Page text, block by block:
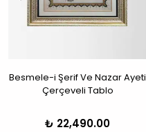
Besmele-i Şerif Ve Nazar Ayeti
Çerçeveli Tablo
₺ 22,490.00